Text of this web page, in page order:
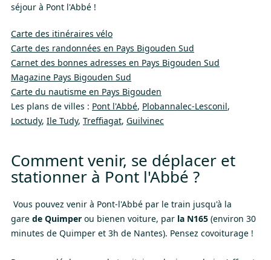
séjour à Pont l'Abbé !
Carte des itinéraires vélo
Carte des randonnées en Pays Bigouden Sud
Carnet des bonnes adresses en Pays Bigouden Sud
Magazine Pays Bigouden Sud
Carte du nautisme en Pays Bigouden
Les plans de villes : Pont l'Abbé, Plobannalec-Lesconil,
Loctudy, Ile Tudy, Treffiagat, Guilvinec
Comment venir, se déplacer et
stationner à Pont l'Abbé ?
Vous pouvez venir à Pont-l'Abbé par le train jusqu'à la
gare de Quimper ou bienen voiture, par la N165 (environ 30
minutes de Quimper et 3h de Nantes). Pensez covoiturage !